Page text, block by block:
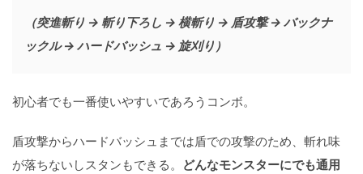
（突進斬り → 斬り下ろし → 横斬り → 盾攻撃 → バックナ
ックル → ハードバッシュ → 旋刈り）
初心者でも一番使いやすいであろうコンボ。
盾攻撃からハードバッシュまでは盾での攻撃のため、斬れ味
が落ちないしスタンもできる。
どんなモンスターにでも通用